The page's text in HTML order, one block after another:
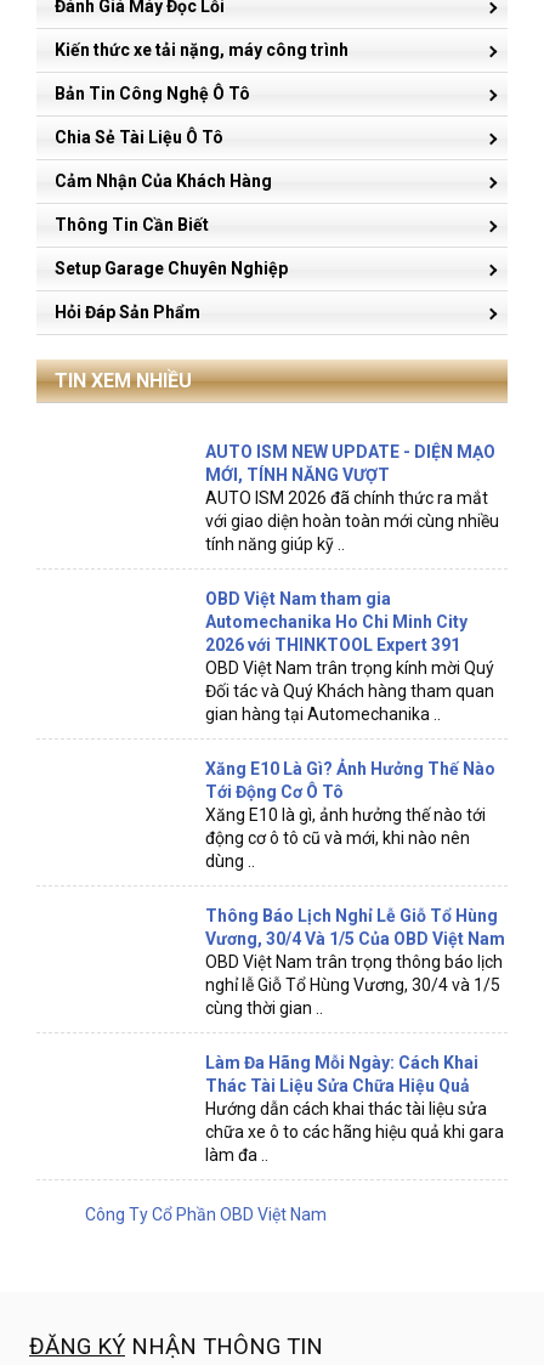
Đánh Giá Máy Đọc Lỗi
Kiến thức xe tải nặng, máy công trình
Bản Tin Công Nghệ Ô Tô
Chia Sẻ Tài Liệu Ô Tô
Cảm Nhận Của Khách Hàng
Thông Tin Cần Biết
Setup Garage Chuyên Nghiệp
Hỏi Đáp Sản Phẩm
TIN XEM NHIỀU
AUTO ISM NEW UPDATE - DIỆN MẠO
MỚI, TÍNH NĂNG VƯỢT
AUTO ISM 2026 đã chính thức ra mắt
với giao diện hoàn toàn mới cùng nhiều
tính năng giúp kỹ ..
OBD Việt Nam tham gia
Automechanika Ho Chi Minh City
2026 với THINKTOOL Expert 391
OBD Việt Nam trân trọng kính mời Quý
Đối tác và Quý Khách hàng tham quan
gian hàng tại Automechanika ..
Xăng E10 Là Gì? Ảnh Hưởng Thế Nào
Tới Động Cơ Ô Tô
Xăng E10 là gì, ảnh hưởng thế nào tới
động cơ ô tô cũ và mới, khi nào nên
dùng ..
Thông Báo Lịch Nghỉ Lễ Giỗ Tổ Hùng
Vương, 30/4 Và 1/5 Của OBD Việt Nam
OBD Việt Nam trân trọng thông báo lịch
nghỉ lễ Giỗ Tổ Hùng Vương, 30/4 và 1/5
cùng thời gian ..
Làm Đa Hãng Mỗi Ngày: Cách Khai
Thác Tài Liệu Sửa Chữa Hiệu Quả
Hướng dẫn cách khai thác tài liệu sửa
chữa xe ô to các hãng hiệu quả khi gara
làm đa ..
Công Ty Cổ Phần OBD Việt Nam
ĐĂNG KÝ NHẬN THÔNG TIN